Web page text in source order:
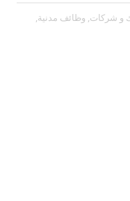
و شركات, وظائف مدنية,